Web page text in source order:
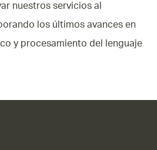
nuestros servicios al
los últimos avances en
y procesamiento del lenguaje